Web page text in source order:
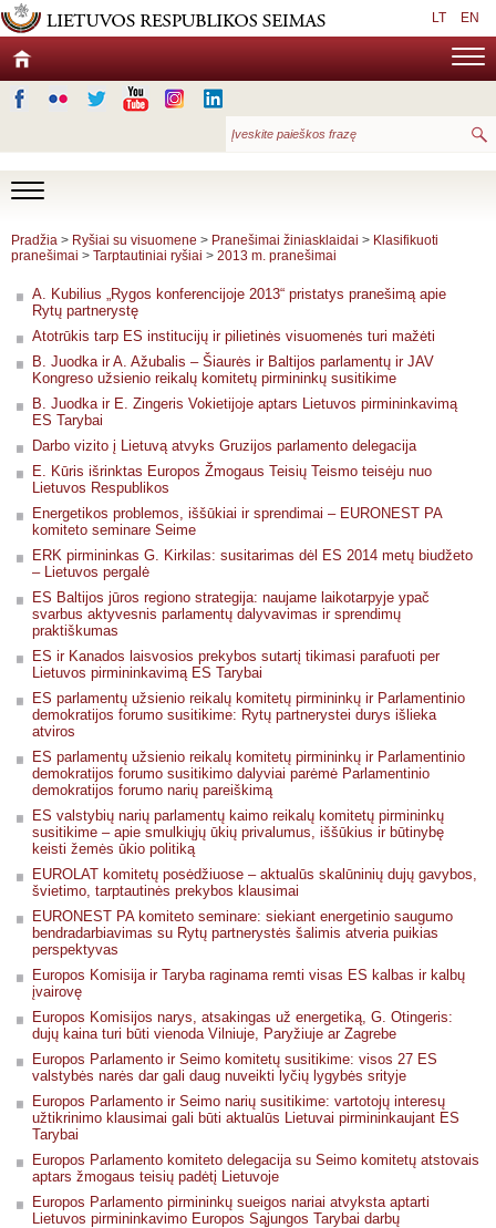
LT EN
Pradžia > Ryšiai su visuomene > Pranešimai žiniasklaidai > Klasifikuoti
pranešimai > Tarptautiniai ryšiai > 2013 m. pranešimai
A. Kubilius „Rygos konferencijoje 2013“ pristatys pranešimą apie
Rytų partnerystę
Atotrūkis tarp ES institucijų ir pilietinės visuomenės turi mažėti
B. Juodka ir A. Ažubalis – Šiaurės ir Baltijos parlamentų ir JAV
Kongreso užsienio reikalų komitetų pirmininkų susitikime
B. Juodka ir E. Zingeris Vokietijoje aptars Lietuvos pirmininkavimą
ES Tarybai
Darbo vizito į Lietuvą atvyks Gruzijos parlamento delegacija
E. Kūris išrinktas Europos Žmogaus Teisių Teismo teisėju nuo
Lietuvos Respublikos
Energetikos problemos, iššūkiai ir sprendimai – EURONEST PA
komiteto seminare Seime
ERK pirmininkas G. Kirkilas: susitarimas dėl ES 2014 metų biudžeto
– Lietuvos pergalė
ES Baltijos jūros regiono strategija: naujame laikotarpyje ypač
svarbus aktyvesnis parlamentų dalyvavimas ir sprendimų
praktiškumas
ES ir Kanados laisvosios prekybos sutartį tikimasi parafuoti per
Lietuvos pirmininkavimą ES Tarybai
ES parlamentų užsienio reikalų komitetų pirmininkų ir Parlamentinio
demokratijos forumo susitikime: Rytų partnerystei durys išlieka
atviros
ES parlamentų užsienio reikalų komitetų pirmininkų ir Parlamentinio
demokratijos forumo susitikimo dalyviai parėmė Parlamentinio
demokratijos forumo narių pareiškimą
ES valstybių narių parlamentų kaimo reikalų komitetų pirmininkų
susitikime – apie smulkiųjų ūkių privalumus, iššūkius ir būtinybę
keisti žemės ūkio politiką
EUROLAT komitetų posėdžiuose – aktualūs skalūninių dujų gavybos,
švietimo, tarptautinės prekybos klausimai
EURONEST PA komiteto seminare: siekiant energetinio saugumo
bendradarbiavimas su Rytų partnerystės šalimis atveria puikias
perspektyvas
Europos Komisija ir Taryba raginama remti visas ES kalbas ir kalbų
įvairovę
Europos Komisijos narys, atsakingas už energetiką, G. Otingeris:
dujų kaina turi būti vienoda Vilniuje, Paryžiuje ar Zagrebe
Europos Parlamento ir Seimo komitetų susitikime: visos 27 ES
valstybės narės dar gali daug nuveikti lyčių lygybės srityje
Europos Parlamento ir Seimo narių susitikime: vartotojų interesų
užtikrinimo klausimai gali būti aktualūs Lietuvai pirmininkaujant ES
Tarybai
Europos Parlamento komiteto delegacija su Seimo komitetų atstovais
aptars žmogaus teisių padėtį Lietuvoje
Europos Parlamento pirmininkų sueigos nariai atvyksta aptarti
Lietuvos pirmininkavimo Europos Sąjungos Tarybai darbų